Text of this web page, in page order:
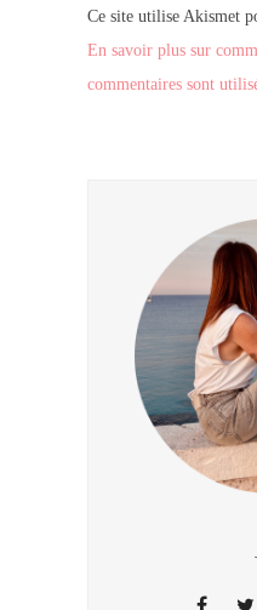
Ce site utilise Akismet
En savoir plus sur
commentaires sont